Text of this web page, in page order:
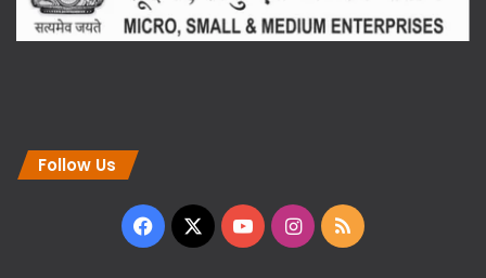
Follow Us
Facebook
X YouTubeInstagram
RSS